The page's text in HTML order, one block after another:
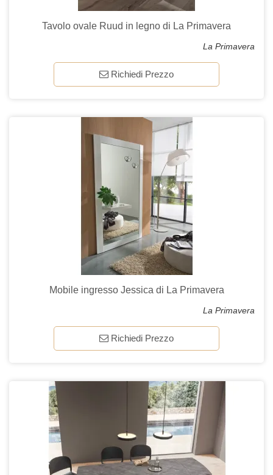
Tavolo ovale Ruud in legno di La Primavera
La Primavera
Richiedi Prezzo
Mobile ingresso Jessica di La Primavera
La Primavera
Richiedi Prezzo